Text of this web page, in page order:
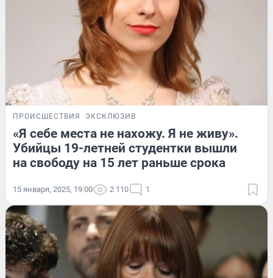
ПРОИСШЕСТВИЯ ЭКСКЛЮЗИВ
«Я себе места не нахожу. Я не живу».
Убийцы 19-летней студентки вышли
на свободу на 15 лет раньше срока
15 января, 2025, 19:00 2 110 1